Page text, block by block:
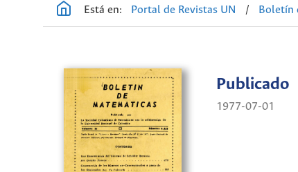
Está en: Portal de Revistas UN / Boletín
Publicado
1977-07-01